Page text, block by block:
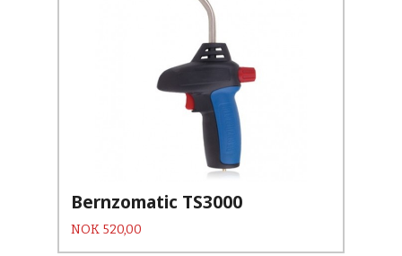
Bernzomatic TS3000
Pris
NOK 520,00